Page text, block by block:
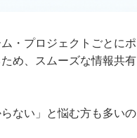
・プロジェクトごとにポ
め、スムーズな情報共有
ない」と悩む方も多いの